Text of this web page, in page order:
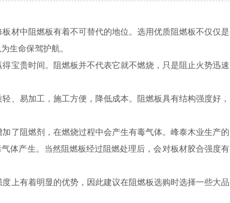
材中阻燃板有着不可替代的地位。选用优质阻燃板不仅仅是
生命保驾护航。
宝贵时间。阻燃板并不代表它就不燃烧，只是阻止火势迅速
、易加工，施工方便，降低成本。阻燃板具有结构强度好，
了阻燃剂，在燃烧过程中会产生有毒气体。峰泰木业生产的
体产生。当然阻燃板经过阻燃处理后，会对板材胶合强度有
上有着明显的优势，因此建议在阻燃板选购时选择一些大品